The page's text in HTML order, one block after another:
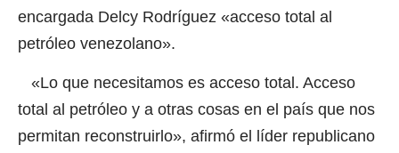
encargada Delcy Rodríguez «acceso total al
petróleo venezolano».
«Lo que necesitamos es acceso total. Acceso
total al petróleo y a otras cosas en el país que nos
permitan reconstruirlo», afirmó el líder republicano